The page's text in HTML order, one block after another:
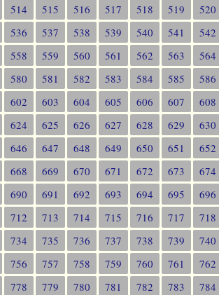
514 515 516 517 518 519 520
536 537 538 539 540 541 542
558 559 560 561 562 563 564
580 581 582 583 584 585 586
602 603 604 605 606 607 608
624 625 626 627 628 629 630
646 647 648 649 650 651 652
668 669 670 671 672 673 674
690 691 692 693 694 695 696
712 713 714 715 716 717 718
734 735 736 737 738 739 740
756 757 758 759 760 761 762
778 779 780 781 782 783 784